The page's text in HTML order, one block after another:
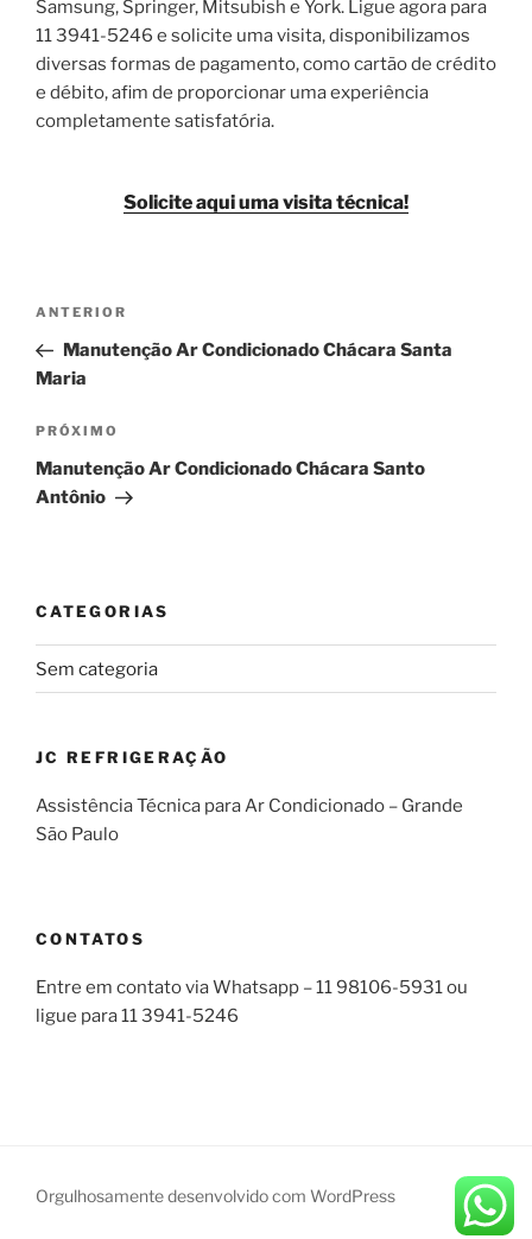
Samsung, Springer, Mitsubish e York. Ligue agora para
11 3941-5246 e solicite uma visita, disponibilizamos
diversas formas de pagamento, como cartão de crédito
e débito, afim de proporcionar uma experiência
completamente satisfatória.
Solicite aqui uma visita técnica!
Navegação
Post
Post
anterior
ANTERIOR
Manutenção Ar Condicionado Chácara Santa
Maria
Próximo
post
PRÓXIMO
Manutenção Ar Condicionado Chácara Santo
Antônio
CATEGORIAS
Sem categoria
JC REFRIGERAÇÃO
Assistência Técnica para Ar Condicionado – Grande
São Paulo
CONTATOS
Entre em contato via Whatsapp – 11 98106-5931 ou
ligue para 11 3941-5246
Orgulhosamente desenvolvido com WordPress